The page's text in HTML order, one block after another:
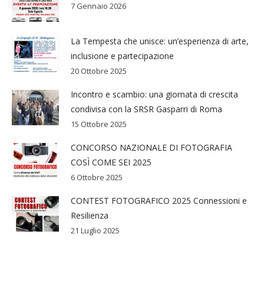
7 Gennaio 2026
La Tempesta che unisce: un’esperienza di arte,
inclusione e partecipazione
20 Ottobre 2025
Incontro e scambio: una giornata di crescita
condivisa con la SRSR Gasparri di Roma
15 Ottobre 2025
CONCORSO NAZIONALE DI FOTOGRAFIA
COSÌ COME SEI 2025
6 Ottobre 2025
CONTEST FOTOGRAFICO 2025 Connessioni e
Resilienza
21 Luglio 2025